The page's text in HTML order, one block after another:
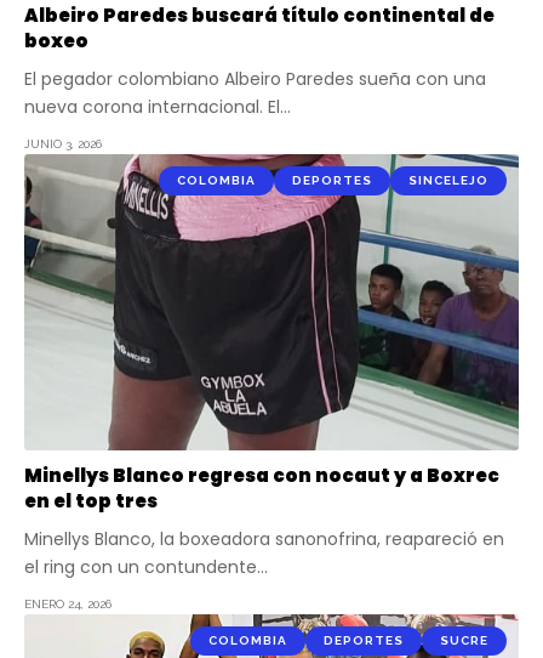
Albeiro Paredes buscará título continental de
boxeo
El pegador colombiano Albeiro Paredes sueña con una
nueva corona internacional. El…
JUNIO 3, 2026
COLOMBIA DEPORTES SINCELEJO
Minellys Blanco regresa con nocaut y a Boxrec
en el top tres
Minellys Blanco, la boxeadora sanonofrina, reapareció en
el ring con un contundente…
ENERO 24, 2026
COLOMBIA DEPORTES SUCRE